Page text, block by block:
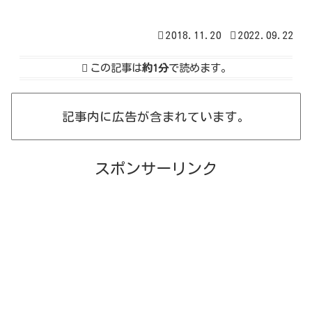
2018.11.20 2022.09.22
この記事は約1分で読めます。
記事内に広告が含まれています。
スポンサーリンク